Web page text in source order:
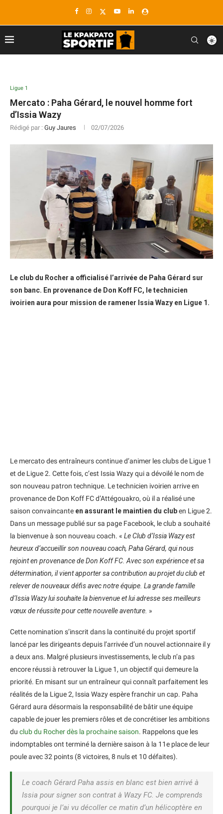
Ligue 1
Mercato : Paha Gérard, le nouvel homme fort
d’Issia Wazy
Rédigé par : Guy Jaures 02/07/2026
Le club du Rocher a officialisé l’arrivée de Paha Gérard sur
son banc. En provenance de Don Koff FC, le technicien
ivoirien aura pour mission de ramener Issia Wazy en Ligue 1.
Le mercato des entraîneurs continue d’animer les clubs de Ligue 1
et de Ligue 2. Cette fois, c’est Issia Wazy qui a dévoilé le nom de
son nouveau patron technique. Le technicien ivoirien arrive en
provenance de Don Koff FC d’Attégouakro, où il a réalisé une
saison convaincante en assurant le maintien du cluben Ligue 2.
Dans un message publié sur sa page Facebook, le club a souhaité
la bienvenue à son nouveau coach. « Le Club d’Issia Wazy est
heureux d’accueillir son nouveau coach, Paha Gérard, qui nous
rejoint en provenance de Don Koff FC. Avec son expérience et sa
détermination, il vient apporter sa contribution au projet du club et
relever de nouveaux défis avec notre équipe. La grande famille
d’Issia Wazy lui souhaite la bienvenue et lui adresse ses meilleurs
vœux de réussite pour cette nouvelle aventure. »
Cette nomination s’inscrit dans la continuité du projet sportif
lancé par les dirigeants depuis l’arrivée d’un nouvel actionnaire il y
a deux ans. Malgré plusieurs investissements, le club n’a pas
encore réussi à retrouver la Ligue 1, un objectif qui demeure la
priorité. En misant sur un entraîneur qui connaît parfaitement les
réalités de la Ligue 2, Issia Wazy espère franchir un cap. Paha
Gérard aura désormais la responsabilité de bâtir une équipe
capable de jouer les premiers rôles et de concrétiser les ambitions
du club du Rocher dès la prochaine saison. Rappelons que les
indomptables ont terminé la dernière saison à la 11e place de leur
poule avec 32 points (8 victoires, 8 nuls et 10 défaites).
Le coach Gérard Paha assis en blanc est bien arrivé à
Issia pour signer son contrat à Wazy FC. Je comprends
pourquoi je l’ai vu décoller ce matin d’un hélicoptère en